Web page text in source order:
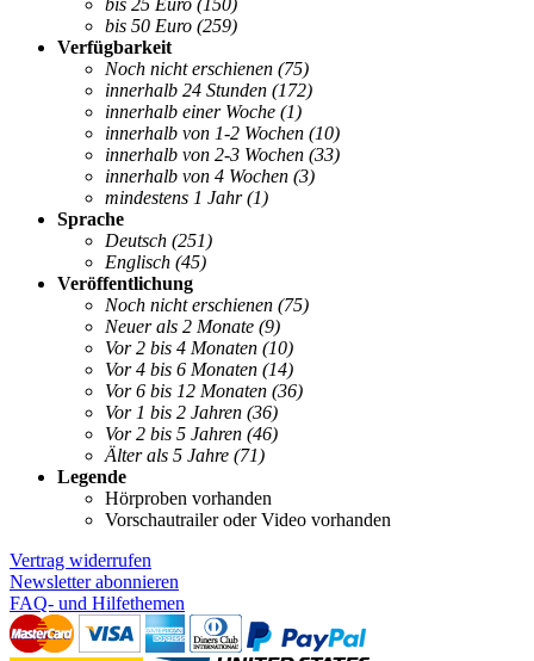
bis 50 Euro (259)
Verfügbarkeit
Noch nicht erschienen (75)
innerhalb 24 Stunden (172)
innerhalb einer Woche (1)
innerhalb von 1-2 Wochen (10)
innerhalb von 2-3 Wochen (33)
innerhalb von 4 Wochen (3)
mindestens 1 Jahr (1)
Sprache
Deutsch (251)
Englisch (45)
Veröffentlichung
Noch nicht erschienen (75)
Neuer als 2 Monate (9)
Vor 2 bis 4 Monaten (10)
Vor 4 bis 6 Monaten (14)
Vor 6 bis 12 Monaten (36)
Vor 1 bis 2 Jahren (36)
Vor 2 bis 5 Jahren (46)
Älter als 5 Jahre (71)
Legende
Hörproben vorhanden
Vorschautrailer oder Video vorhanden
Vertrag widerrufen
Newsletter abonnieren
FAQ- und Hilfethemen